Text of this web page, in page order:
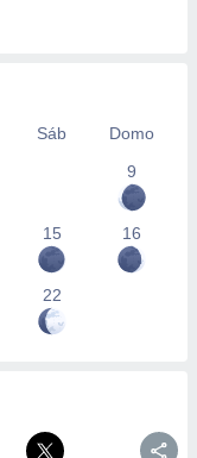
Sáb
Domo
9
15 16
22